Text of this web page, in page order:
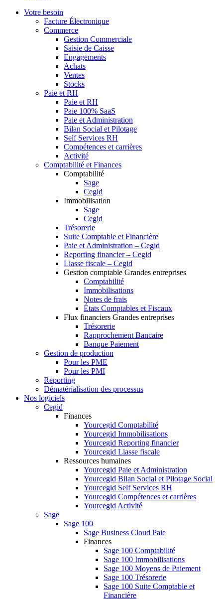
Votre besoin
Facture Électronique
Commerce
Gestion Commerciale
Saisie de Caisse
Engagements
Achats
Ventes
Stocks
Paie et RH
Paie et RH
Paie 100% SaaS
Paie et Administration
Bilan Social et Pilotage
Self Services RH
Compétences et carrières
Activité
Comptabilité et Finances
Comptabilité
Sage
Cegid
Immobilisation
Sage
Cegid
Trésorerie
Suite Comptable et Financière
Paie et Administration – Cegid
Reporting financier – Cegid
Liasse fiscale – Cegid
Gestion comptable Grandes entreprises
Comptabilité
Immobilisations
Notes de frais
États Comptables et Fiscaux
Flux financiers Grandes entreprises
Trésorerie
Rapprochement Bancaire
Banque Paiement
Gestion de production
Pour les PME
Pour les PMI
Reporting
Dématérialisation des processus
Nos logiciels
Cegid
Finances
Yourcegid Comptabilité
Yourcegid Immobilisations
Yourcegid Reporting financier
Yourcegid Liasse fiscale
Ressources humaines
Yourcegid Paie et Administration
Yourcegid Bilan Social et Pilotage Social
Yourcegid Self Services RH
Yourcegid Compétences et carrières
Yourcegid Activité
Sage
Sage 100
Sage Business Cloud Paie
Finances
Sage 100 Comptabilité
Sage 100 Immobilisations
Sage 100 Moyens de Paiement
Sage 100 Trésorerie
Sage 100 Suite Comptable et
Financière